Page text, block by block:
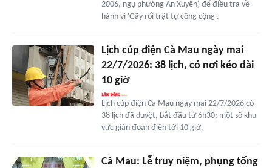
2006, ngụ phường An Xuyên) để điều tra về
hành vi 'Gây rối trật tự công cộng'.
Lịch cúp điện Cà Mau ngày mai
22/7/2026: 38 lịch, có nơi kéo dài
10 giờ
Lịch cúp điện Cà Mau ngày mai 22/7/2026 có
38 lịch đã duyệt, bắt đầu từ 6h30; một số khu
vực gián đoạn điện tới 10 giờ.
Cà Mau: Lễ truy niệm, phụng tống